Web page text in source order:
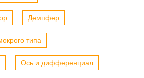
Демпфер
типа
Ось и дифференциал